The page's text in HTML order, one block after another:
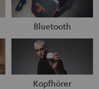
Bluetooth
Kopfhörer